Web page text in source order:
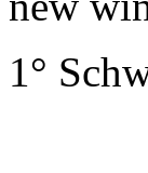
1°